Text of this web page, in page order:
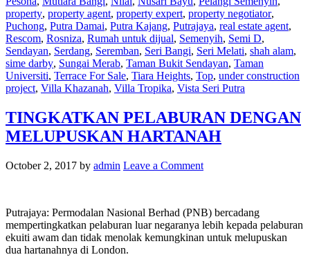
property, property agent, property expert, property negotiator,
Puchong, Putra Damai, Putra Kajang, Putrajaya, real estate agent,
Rescom, Rosniza, Rumah untuk dijual, Semenyih, Semi D,
Sendayan, Serdang, Seremban, Seri Bangi, Seri Melati, shah alam,
sime darby, Sungai Merab, Taman Bukit Sendayan, Taman
Universiti, Terrace For Sale, Tiara Heights, Top, under construction
project, Villa Khazanah, Villa Tropika, Vista Seri Putra
TINGKATKAN PELABURAN DENGAN
MELUPUSKAN HARTANAH
October 2, 2017 by admin Leave a Comment
Putrajaya: Permodalan Nasional Berhad (PNB) bercadang
mempertingkatkan pelaburan luar negaranya lebih kepada pelaburan
ekuiti awam dan tidak menolak kemungkinan untuk melupuskan
dua hartanahnya di London.